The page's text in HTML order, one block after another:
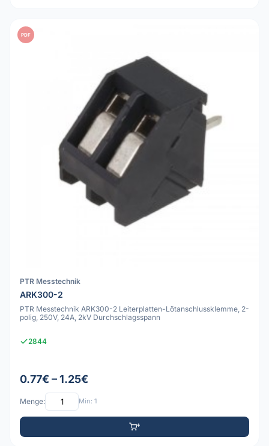
PDF
PTR Messtechnik
ARK300-2
PTR Messtechnik ARK300-2 Leiterplatten-Lötanschlussklemme, 2-
polig, 250V, 24A, 2kV Durchschlagsspann
2844
0.77€ – 1.25€
Menge: Min: 1